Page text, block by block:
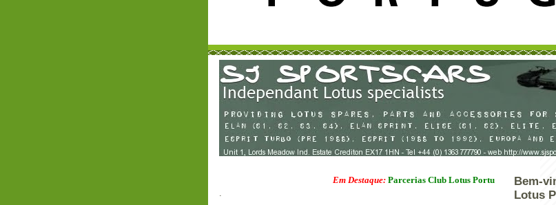
Em Destaque:Parcerias Club Lotus Portugal
Bem-
Lotus